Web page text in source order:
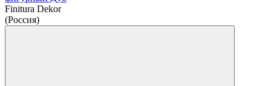
Finitura Dekor
(Россия)